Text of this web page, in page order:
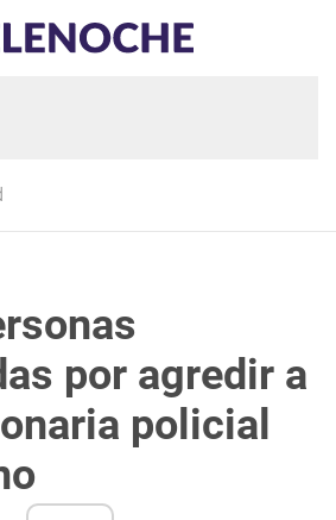
por agredir a
policial